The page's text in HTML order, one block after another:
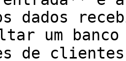
dados
um
de